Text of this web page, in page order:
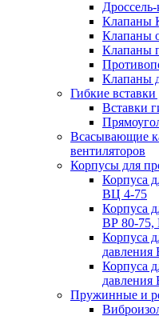
Клапаны
Клапаны
Клапаны
Клапаны
Гибкие
Вставки
Всасывающие
вентиляторов
Корпусы для
Корпуса
ВЦ 4-75
Корпуса
ВР 80-75,
Корпуса
давления
Корпуса
Пружинные и